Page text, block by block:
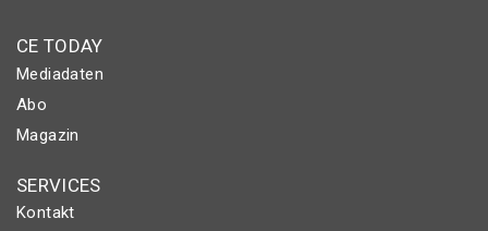
CE TODAY
Mediadaten
Abo
Magazin
SERVICES
Kontakt